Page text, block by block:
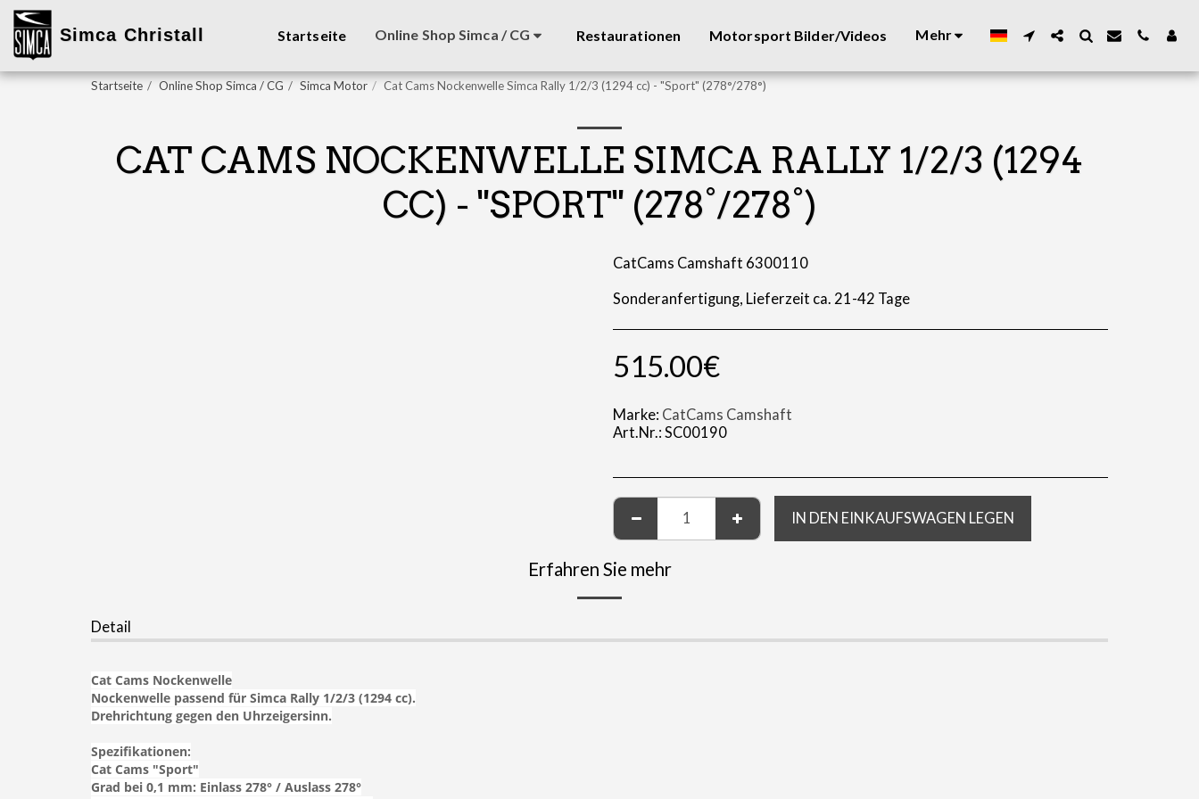
Simca Christall Startseite Online Shop Simca / CG Restaurationen Motorsport Bilder/Videos Mehr
Startseite Online Shop Simca / CG Simca Motor Cat Cams Nockenwelle Simca Rally 1/2/3 (1294 cc) - "Sport" (278°/278°)
CAT CAMS NOCKENWELLE SIMCA RALLY 1/2/3 (1294
CC) - "SPORT" (278°/278°)
CatCams Camshaft 6300110
Sonderanfertigung, Lieferzeit ca. 21-42 Tage
515.00€
Marke: CatCams Camshaft
Art.Nr.: SC00190
IN DEN EINKAUFSWAGEN LEGEN
Erfahren Sie mehr
Detail
Cat Cams Nockenwelle
Nockenwelle passend für Simca Rally 1/2/3 (1294 cc).
Drehrichtung gegen den Uhrzeigersinn.
Spezifikationen:
Cat Cams "Sport"
Grad bei 0,1 mm: Einlass 278° / Auslass 278°